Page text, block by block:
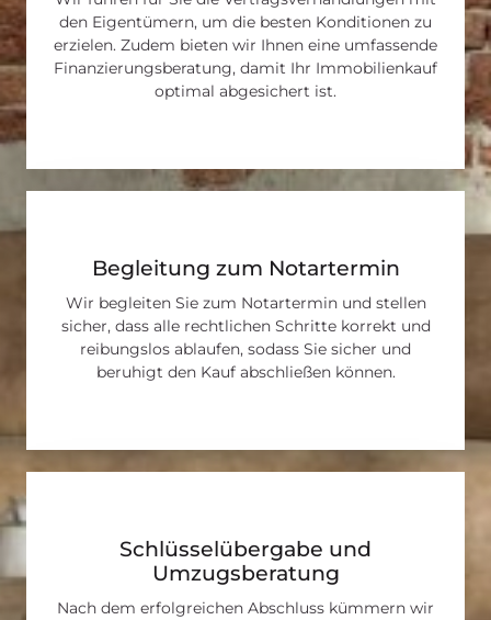
den Eigentümern, um die besten Konditionen zu
erzielen. Zudem bieten wir Ihnen eine umfassende
Finanzierungsberatung, damit Ihr Immobilienkauf
optimal abgesichert ist.
Begleitung zum Notartermin
Wir begleiten Sie zum Notartermin und stellen
sicher, dass alle rechtlichen Schritte korrekt und
reibungslos ablaufen, sodass Sie sicher und
beruhigt den Kauf abschließen können.
Schlüsselübergabe und
Umzugsberatung
Nach dem erfolgreichen Abschluss kümmern wir